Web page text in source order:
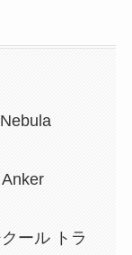
ール トラ